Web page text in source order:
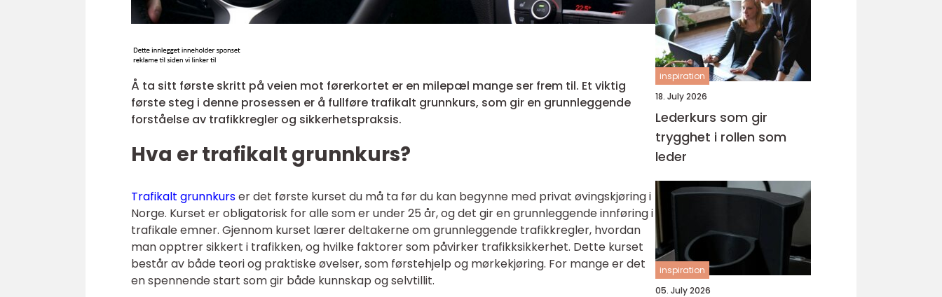
Å ta sitt første skritt på veien mot førerkortet er en milepæl mange ser frem til. Et viktig
første steg i denne prosessen er å fullføre trafikalt grunnkurs, som gir en grunnleggende
forståelse av trafikkregler og sikkerhetspraksis.
Hva er trafikalt grunnkurs?
Trafikalt grunnkurser det første kurset du må ta før du kan begynne med privat øvingskjøring i
Norge. Kurset er obligatorisk for alle som er under 25 år, og det gir en grunnleggende innføring i
trafikale emner. Gjennom kurset lærer deltakerne om grunnleggende trafikkregler, hvordan
man opptrer sikkert i trafikken, og hvilke faktorer som påvirker trafikksikkerhet. Dette kurset
består av både teori og praktiske øvelser, som førstehjelp og mørkekjøring. For mange er det
en spennende start som gir både kunnskap og selvtillit.
inspiration
18. July 2026
Lederkurs som gir
trygghet i rollen som
leder
inspiration
05. July 2026